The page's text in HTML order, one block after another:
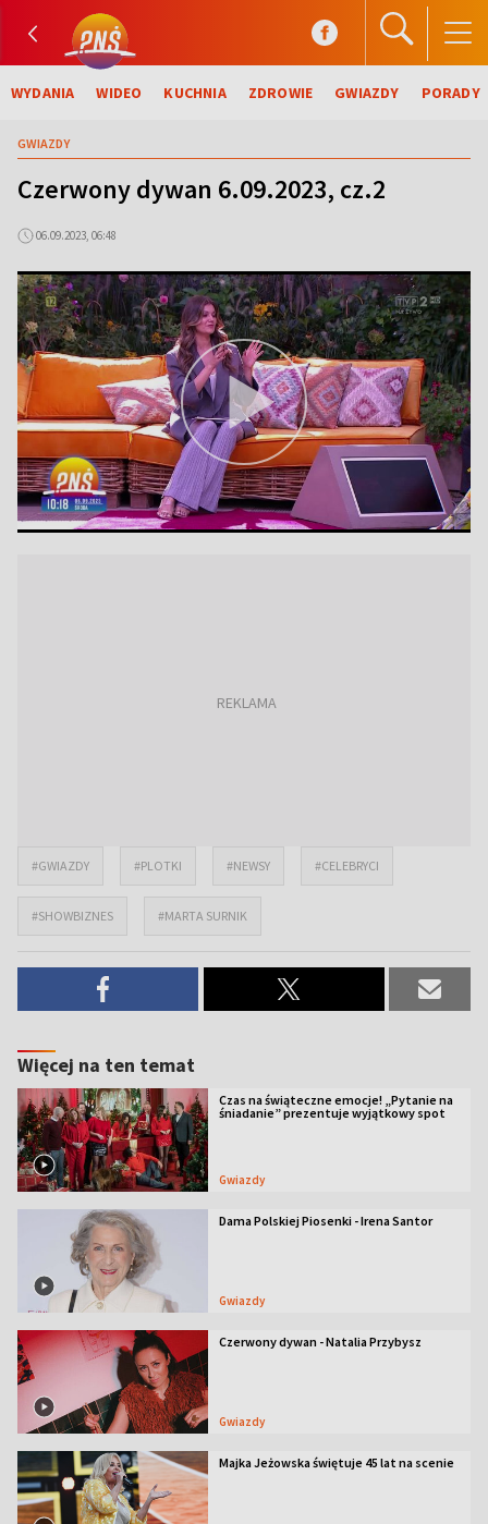
WYDANIA WIDEO KUCHNIA ZDROWIE GWIAZDY PORADY
GWIAZDY
Czerwony dywan 6.09.2023, cz.2
06.09.2023, 06:48
#GWIAZDY #PLOTKI #NEWSY #CELEBRYCI
#SHOWBIZNES #MARTA SURNIK
Więcej na ten temat
Czas na świąteczne emocje! „Pytanie na
śniadanie” prezentuje wyjątkowy spot
Gwiazdy
Dama Polskiej Piosenki - Irena Santor
Gwiazdy
Czerwony dywan - Natalia Przybysz
Gwiazdy
Majka Jeżowska świętuje 45 lat na scenie